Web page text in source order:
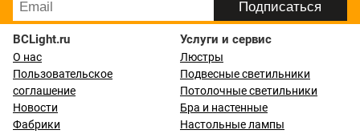
BCLight.ru
О нас
Пользовательское
соглашение
Новости
Фабрики
Услуги и сервис
Люстры
Подвесные светильники
Потолочные светильники
Бра и настенные
Настольные лампы